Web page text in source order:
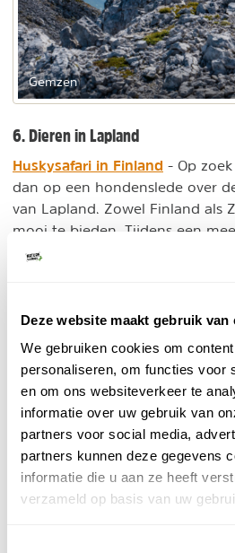
Deze website maakt gebruik van
We gebruiken cookies om
personaliseren, om functies voor
en om ons websiteverkeer te
informatie over uw gebruik van
partners voor social media,
partners kunnen deze gegevens
informatie die u aan ze heeft
verzameld op basis van uw
Gemzen
6. Dieren in Lapland
Huskysafari in Finland - Op
dan op een hondenslede over
van Lapland. Zowel Finland als
mooi te bieden. Tijdens een
de honden kennen bij karakter.
7. Wildlife in Noorwegen
Muskusossen in Dovrefjell-
Dan moet je in Noorwegen zijn.
gebied op het vasteland van
nog in het wild voorkomt.
begeleid de gids de groep naar
veilige afstand kan je foto's
Walvissen in Noorwegen- Ook